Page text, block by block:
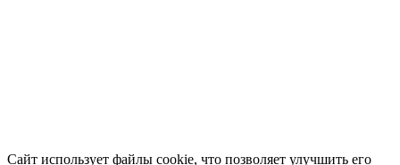
Сайт использует файлы cookie, что позволяет улучшить его